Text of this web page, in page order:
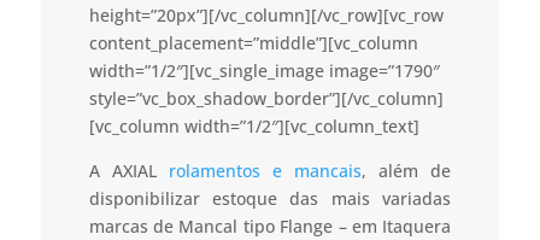
height=”20px”][/vc_column][/vc_row][vc_row
content_placement=”middle”][vc_column
width=”1/2″][vc_single_image image=”1790″
style=”vc_box_shadow_border”][/vc_column]
[vc_column width=”1/2″][vc_column_text]
A AXIAL rolamentos e mancais, além de
disponibilizar estoque das mais variadas
marcas de Mancal tipo Flange – em Itaquera